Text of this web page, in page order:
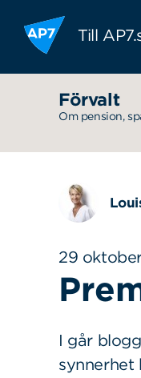
Hoppa till innehållet
Till
Förvalt
Om pension,
29
I går
synnerhet